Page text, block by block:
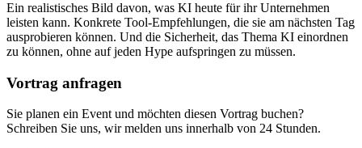
Ein realistisches Bild davon, was KI heute für ihr Unternehmen
leisten kann. Konkrete Tool-Empfehlungen, die sie am nächsten Tag
ausprobieren können. Und die Sicherheit, das Thema KI einordnen
zu können, ohne auf jeden Hype aufspringen zu müssen.
Vortrag anfragen
Sie planen ein Event und möchten diesen Vortrag buchen?
Schreiben Sie uns, wir melden uns innerhalb von 24 Stunden.